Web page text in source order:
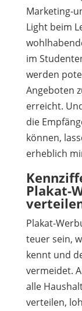
Marketing-
Light beim
im
werden
Angeboten
erreicht.
die
können,
erheblich
Plakat-
Plakat-
teuer sein,
kennt und
vermeidet.
alle
verteilen,